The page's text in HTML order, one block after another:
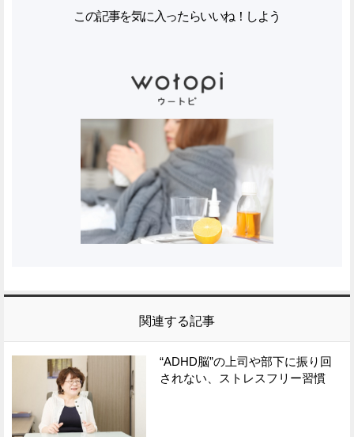
この記事を気に入ったらいいね！しよう
関連する記事
“ADHD脳”の上司や部下に振り回
されない、ストレスフリー習慣